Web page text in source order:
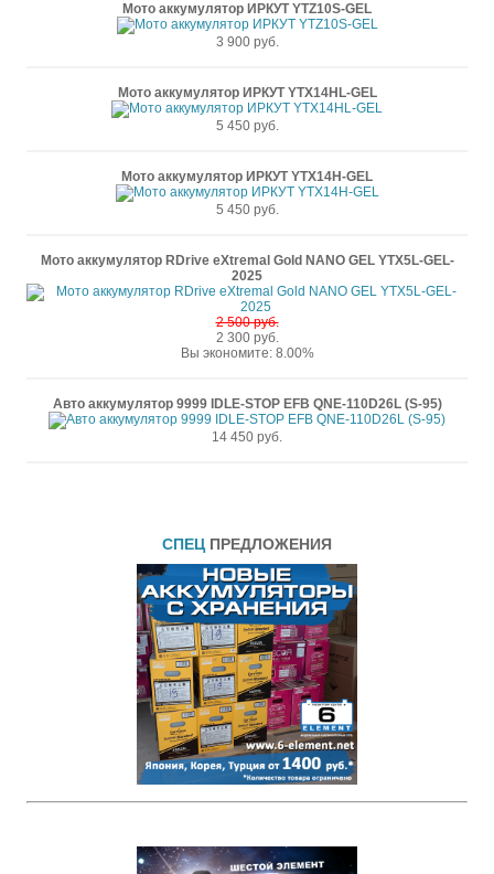
СПЕЦ ПРЕДЛОЖЕНИЯ
Мото аккумулятор ИРКУТ YTZ10S-GEL
3 900 руб.
Мото аккумулятор ИРКУТ YTX14HL-GEL
5 450 руб.
Мото аккумулятор ИРКУТ YTX14H-GEL
5 450 руб.
Мото аккумулятор RDrive eXtremal Gold NANO GEL YTX5L-GEL-
2025
2 500 руб.
2 300 руб.
Вы экономите: 8.00%
Авто аккумулятор 9999 IDLE-STOP EFB QNE-110D26L (S-95)
14 450 руб.